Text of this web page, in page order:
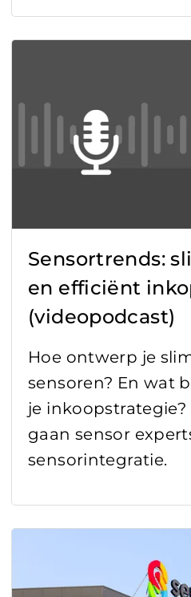
Sensortrends:
en efficiënt
(videopodcast)
Hoe ontwerp je
sensoren? En wat
je
gaan sensor
sensorintegratie.